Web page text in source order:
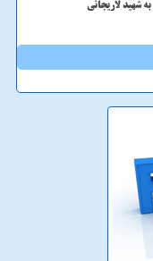
شهید لاریجانی